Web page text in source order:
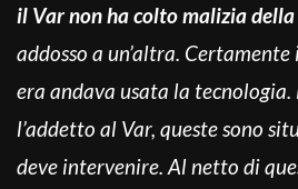
il Var non ha colto malizia della
addosso a un’altra.
era andava usata la tecnologia.
l’addetto al Var, queste sono
deve intervenire. Al netto di